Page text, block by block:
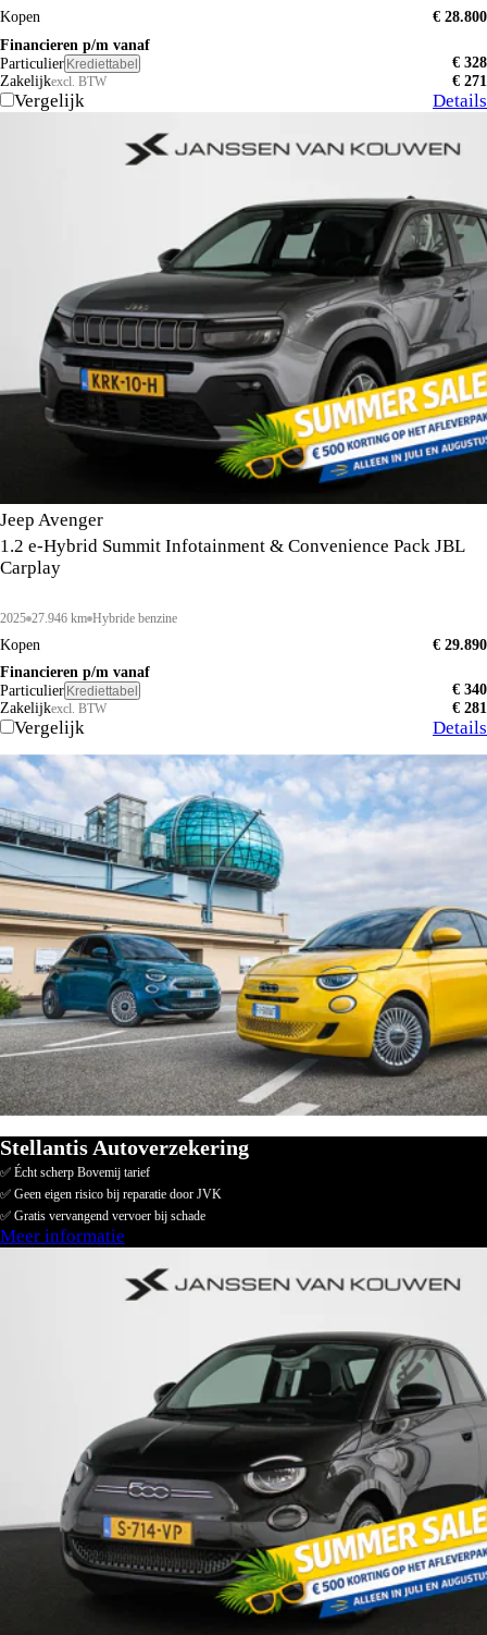
Kopen
€ 28.800
Financieren p/m vanaf
Particulier Krediettabel
€ 328
Zakelijkexcl. BTW € 271
Vergelijk Details
Jeep Avenger
1.2 e-Hybrid Summit Infotainment & Convenience Pack JBL
Carplay
2025 27.946 km Hybride benzine
Kopen
€ 29.890
Financieren p/m vanaf
Particulier Krediettabel
€ 340
Zakelijkexcl. BTW € 281
Vergelijk Details
Stellantis Autoverzekering
✅ Écht scherp Bovemij tarief
✅ Geen eigen risico bij reparatie door JVK
✅ Gratis vervangend vervoer bij schade
Meer informatie